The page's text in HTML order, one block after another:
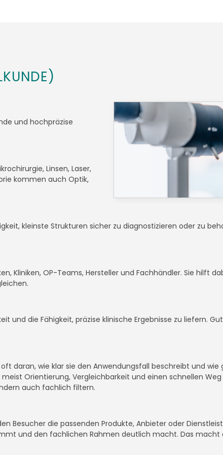
und hochpräzise
Linsen, Laser,
kommen auch Optik,
kleinste Strukturen sicher zu diagnostizieren oder zu
Kliniken, OP-Teams, Hersteller und Fachhändler. Sie hilft
und die Fähigkeit, präzise klinische Ergebnisse zu liefern.
daran, wie klar sie den Anwendungsfall beschreibt und
Orientierung, Vergleichbarkeit und einen schnellen
auch fachlich filtern.
Besucher die passenden Produkte, Anbieter oder
und den fachlichen Rahmen deutlich macht. Das